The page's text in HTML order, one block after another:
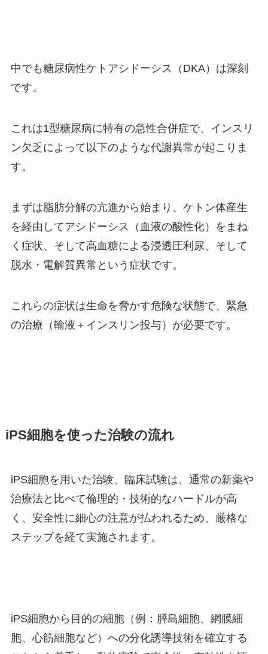
中でも糖尿病性ケトアシドーシス（DKA）は深刻
です。
これは1型糖尿病に特有の急性合併症で、インスリ
ン欠乏によって以下のような代謝異常が起こりま
す。
まずは脂肪分解の亢進から始まり、ケトン体産生
を経由してアシドーシス（血液の酸性化）をまね
く症状、そして高血糖による浸透圧利尿、そして
脱水・電解質異常という症状です。
これらの症状は生命を脅かす危険な状態で、緊急
の治療（輸液＋インスリン投与）が必要です。
iPS細胞を使った治験の流れ
iPS細胞を用いた治験、臨床試験は、通常の新薬や
治療法と比べて倫理的・技術的なハードルが高
く、安全性に細心の注意が払われるため、厳格な
ステップを経て実施されます。
iPS細胞から目的の細胞（例：膵島細胞、網膜細
胞、心筋細胞など）への分化誘導技術を確立する